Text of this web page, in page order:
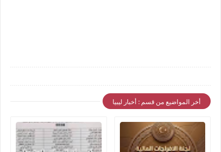
أخر المواضيع من قسم : أخبار ليبيا